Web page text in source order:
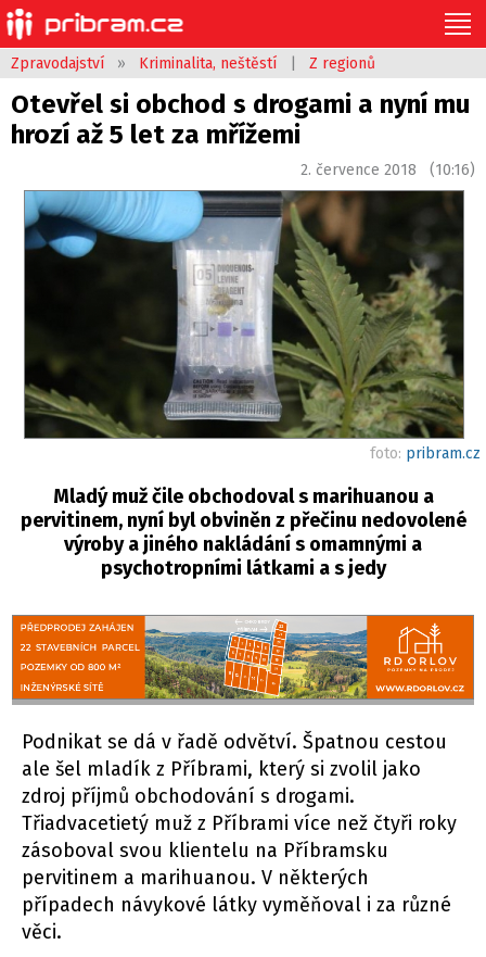
Zpravodajství » Kriminalita, neštěstí Z regionů
Otevřel si obchod s drogami a nyní mu
hrozí až 5 let za mřížemi
2. července 2018 (10:16)
foto: pribram.cz
Mladý muž čile obchodoval s marihuanou a
pervitinem, nyní byl obviněn z přečinu nedovolené
výroby a jiného nakládání s omamnými a
psychotropními látkami a s jedy
Podnikat se dá v řadě odvětví. Špatnou cestou
ale šel mladík z Příbrami, který si zvolil jako
zdroj příjmů obchodování s drogami.
Třiadvacetietý muž z Příbrami více než čtyři roky
zásoboval svou klientelu na Příbramsku
pervitinem a marihuanou. V některých
případech návykové látky vyměňoval i za různé
věci.